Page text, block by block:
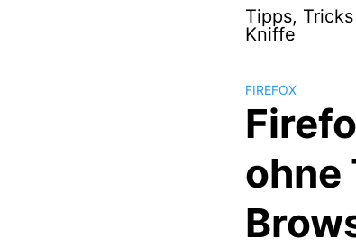
content
Tipps,
Kniffe
FIREFOX
ohne